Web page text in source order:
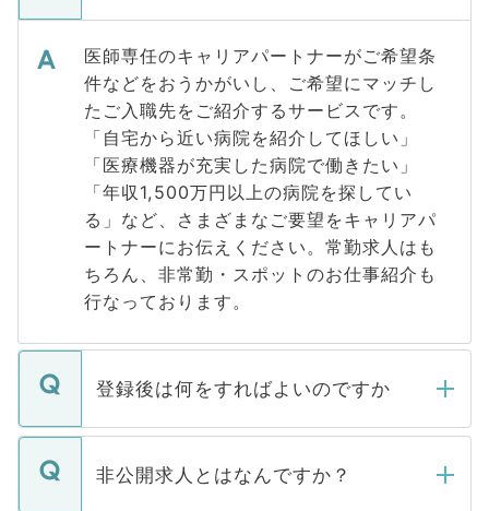
医師専任のキャリアパートナーがご希望条
件などをおうかがいし、ご希望にマッチし
たご入職先をご紹介するサービスです。
「自宅から近い病院を紹介してほしい」
「医療機器が充実した病院で働きたい」
「年収1,500万円以上の病院を探してい
る」など、さまざまなご要望をキャリアパ
ートナーにお伝えください。常勤求人はも
ちろん、非常勤・スポットのお仕事紹介も
行なっております。
登録後は何をすればよいのですか
ご登録いただきましたら、弊社担当者がご
登録内容を確認し、その後メールもしくは
非公開求人とはなんですか？